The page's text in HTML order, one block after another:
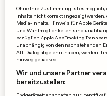
1
WELTREKORDLER
Ohne Ihre Zustimmung ist es möglich,
Inhalte nicht korrekt angezeigt werden,
Media-Inhalte. Hinweis für Apple
und Wahlmöglichkeiten sind
bezüglich Apple App Tracking
unabhängig von den nachstehenden
ATT-Dialog abgelehnt haben, werden
hinweg getracked.
Wir und unsere Partner
bereitzustellen: